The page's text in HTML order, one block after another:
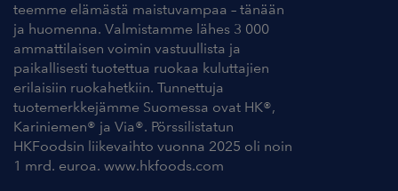
teemme elämästä maistuvampaa – tänään
ja huomenna. Valmistamme lähes 3 000
ammattilaisen voimin vastuullista ja
paikallisesti tuotettua ruokaa kuluttajien
erilaisiin ruokahetkiin. Tunnettuja
tuotemerkkejämme Suomessa ovat HK®,
Kariniemen® ja Via®. Pörssilistatun
HKFoodsin liikevaihto vuonna 2025 oli noin
1 mrd. euroa. www.hkfoods.com